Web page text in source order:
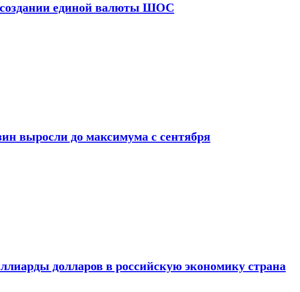
единой валюты ШОС
выросли до максимума с сентября
долларов в российскую экономику страна